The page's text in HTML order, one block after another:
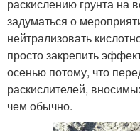
раскислению грунта на
задуматься о
нейтрализовать
просто закрепить
осенью потому, что
раскислителей,
чем обычно.